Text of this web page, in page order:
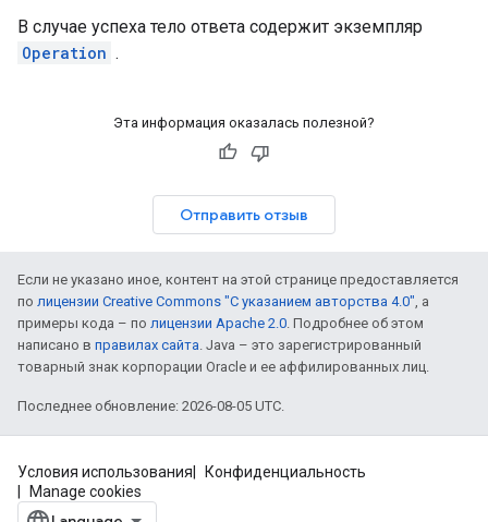
В случае успеха тело ответа содержит экземпляр
Operation .
Эта информация оказалась полезной?
Отправить отзыв
Если не указано иное, контент на этой странице предоставляется
по лицензии Creative Commons "С указанием авторства 4.0", а
примеры кода – по лицензии Apache 2.0. Подробнее об этом
написано в правилах сайта. Java – это зарегистрированный
товарный знак корпорации Oracle и ее аффилированных лиц.
Последнее обновление: 2026-08-05 UTC.
Условия использования
Конфиденциальность
Manage cookies